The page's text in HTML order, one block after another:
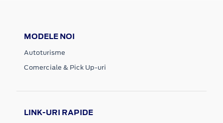
MODELE NOI
Autoturisme
Comerciale & Pick Up-uri
LINK-URI RAPIDE